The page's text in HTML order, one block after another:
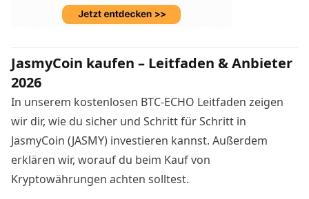
JasmyCoin kaufen – Leitfaden & Anbieter
2026
In unserem kostenlosen BTC-ECHO Leitfaden zeigen
wir dir, wie du sicher und Schritt für Schritt in
JasmyCoin (JASMY) investieren kannst. Außerdem
erklären wir, worauf du beim Kauf von
Kryptowährungen achten solltest.